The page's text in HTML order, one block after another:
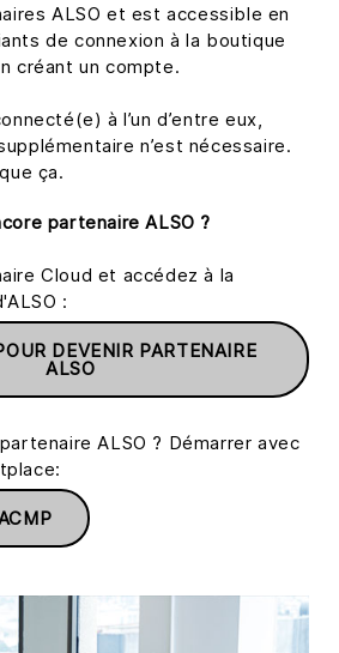
ALSO et est accessible en
de connexion à la boutique
créant un compte.
à l’un d’entre eux,
n’est nécessaire.
ça.
partenaire ALSO ?
Cloud et accédez à la
:
DEVENIR PARTENAIRE
ALSO
ALSO ? Démarrer avec